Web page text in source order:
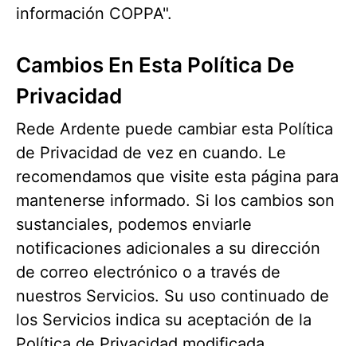
información COPPA".
Cambios En Esta Política De
Privacidad
Rede Ardente puede cambiar esta Política
de Privacidad de vez en cuando. Le
recomendamos que visite esta página para
mantenerse informado. Si los cambios son
sustanciales, podemos enviarle
notificaciones adicionales a su dirección
de correo electrónico o a través de
nuestros Servicios. Su uso continuado de
los Servicios indica su aceptación de la